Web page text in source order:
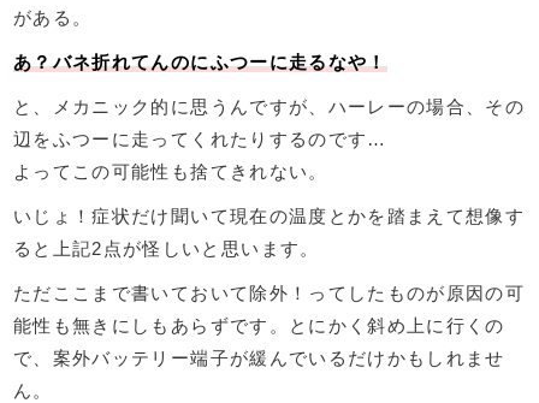
がある。
あ？バネ折れてんのにふつーに走るなや！
と、メカニック的に思うんですが、ハーレーの場合、その
辺をふつーに走ってくれたりするのです…
よってこの可能性も捨てきれない。
いじょ！症状だけ聞いて現在の温度とかを踏まえて想像す
ると上記2点が怪しいと思います。
ただここまで書いておいて除外！ってしたものが原因の可
能性も無きにしもあらずです。とにかく斜め上に行くの
で、案外バッテリー端子が緩んでいるだけかもしれませ
ん。